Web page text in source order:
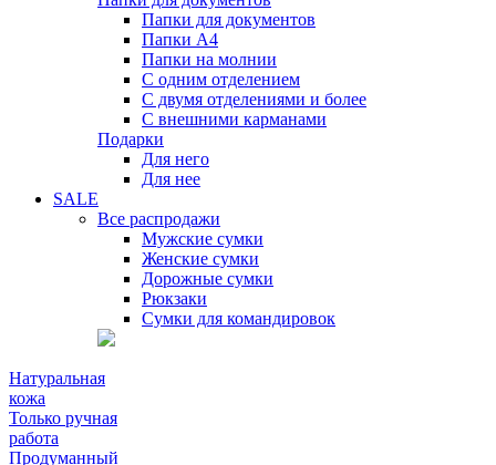
Папки для документов
Папки А4
Папки на молнии
С одним отделением
С двумя отделениями и более
С внешними карманами
Подарки
Для него
Для нее
SALE
Все распродажи
Мужские сумки
Женские сумки
Дорожные сумки
Рюкзаки
Сумки для командировок
Натуральная
кожа
Только ручная
работа
Продуманный